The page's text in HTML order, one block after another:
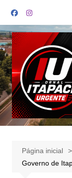
para
o
conteúdo
Página inicial
Governo de